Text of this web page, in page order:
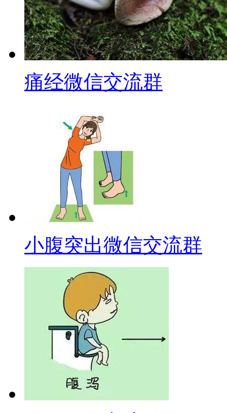
痛经微信交流群
小腹突出微信交流群